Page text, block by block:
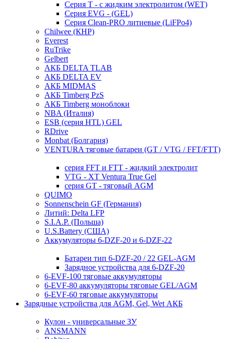
Серия T - с жидким электролитом (WET)
Серия EVG - (GEL)
Серия Clean-PRO литиевые (LiFPo4)
Chilwee (КНР)
Everest
RuTrike
Gelbert
АКБ DELTA TLAB
АКБ DELTA EV
АКБ MIDMAS
АКБ Timberg PzS
АКБ Timberg моноблоки
NBA (Италия)
ESB (серия HTL) GEL
RDrive
Monbat (Болгария)
VENTURA тяговые батареи (GT / VTG / FFT/FTT)
серия FFT и FTT - жидкий электролит
VTG - XT Ventura True Gel
серия GT - тяговый AGM
QUIMO
Sonnenschein GF (Германия)
Литий: Delta LFP
S.I.A.P. (Польша)
U.S.Battery (США)
Аккумуляторы 6-DZF-20 и 6-DZF-22
Батареи тип 6-DZF-20 / 22 GEL-AGM
Зарядное устройства для 6-DZF-20
6-EVF-100 тяговые аккумуляторы
6-EVF-80 аккумуляторы тяговые GEL/AGM
6-EVF-60 тяговые аккумуляторы
Зарядные устройства для AGM, Gel, Wet АКБ
Кулон - универсальные ЗУ
ANSMANN